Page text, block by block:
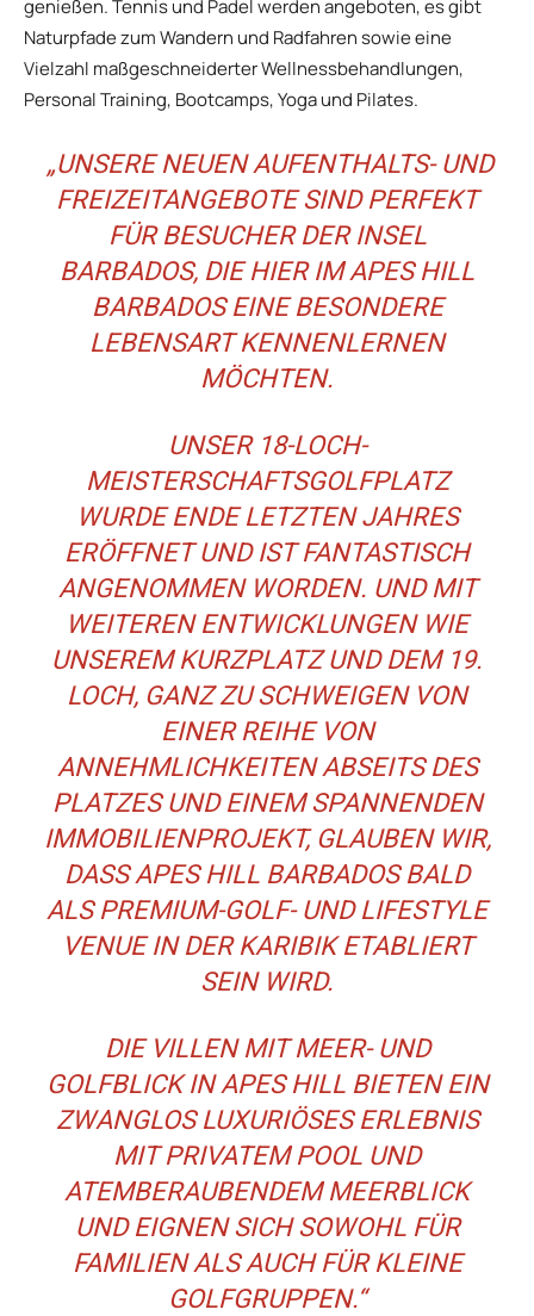
genießen. Tennis und Padel werden angeboten, es gibt
Naturpfade zum Wandern und Radfahren sowie eine
Vielzahl maßgeschneiderter Wellnessbehandlungen,
Personal Training, Bootcamps, Yoga und Pilates.
„UNSERE NEUEN AUFENTHALTS- UND
FREIZEITANGEBOTE SIND PERFEKT
FÜR BESUCHER DER INSEL
BARBADOS, DIE HIER IM APES HILL
BARBADOS EINE BESONDERE
LEBENSART KENNENLERNEN
MÖCHTEN.
UNSER 18-LOCH-
MEISTERSCHAFTSGOLFPLATZ
WURDE ENDE LETZTEN JAHRES
ERÖFFNET UND IST FANTASTISCH
ANGENOMMEN WORDEN. UND MIT
WEITEREN ENTWICKLUNGEN WIE
UNSEREM KURZPLATZ UND DEM 19.
LOCH, GANZ ZU SCHWEIGEN VON
EINER REIHE VON
ANNEHMLICHKEITEN ABSEITS DES
PLATZES UND EINEM SPANNENDEN
IMMOBILIENPROJEKT, GLAUBEN WIR,
DASS APES HILL BARBADOS BALD
ALS PREMIUM-GOLF- UND LIFESTYLE
VENUE IN DER KARIBIK ETABLIERT
SEIN WIRD.
DIE VILLEN MIT MEER- UND
GOLFBLICK IN APES HILL BIETEN EIN
ZWANGLOS LUXURIÖSES ERLEBNIS
MIT PRIVATEM POOL UND
ATEMBERAUBENDEM MEERBLICK
UND EIGNEN SICH SOWOHL FÜR
FAMILIEN ALS AUCH FÜR KLEINE
GOLFGRUPPEN.“